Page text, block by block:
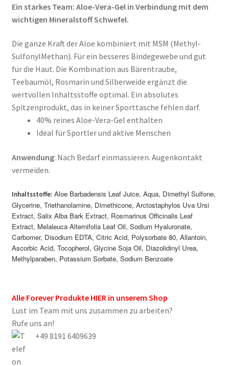
Ein starkes Team: Aloe-Vera-Gel in Verbindung mit dem
wichtigen Mineralstoff Schwefel.
Die ganze Kraft der Aloe kombiniert mit MSM (Methyl-
SulfonylMethan). Für ein besseres Bindegewebe und gut
für die Haut. Die Kombination aus Bärentraube,
Teebaumöl, Rosmarin und Silberweide ergänzt die
wertvollen Inhaltsstoffe optimal. Ein absolutes
Spitzenprodukt, das in keiner Sporttasche fehlen darf.
40% reines Aloe-Vera-Gel enthalten
Ideal für Sportler und aktive Menschen
Anwendung: Nach Bedarf einmassieren. Augenkontakt
vermeiden.
Inhaltsstoffe: Aloe Barbadensis Leaf Juice, Aqua, Dimethyl Sulfone,
Glycerine, Triethanolamine, Dimethicone, Arctostaphylos Uva Ursi
Extract, Salix Alba Bark Extract, Rosmarinus Officinalis Leaf
Extract, Melaleuca Alternifolia Leaf Oil, Sodium Hyaluronate,
Carbomer, Disodium EDTA, Citric Acid, Polysorbate 80, Allantoin,
Ascorbic Acid, Tocopherol, Glycine Soja Oil, Diazolidinyl Urea,
Methylparaben, Potassium Sorbate, Sodium Benzoate
Alle Forever Produkte HIER in unserem Shop
Lust im Team mit uns zusammen zu arbeiten?
Rufe uns an!
+49 8191 6409639